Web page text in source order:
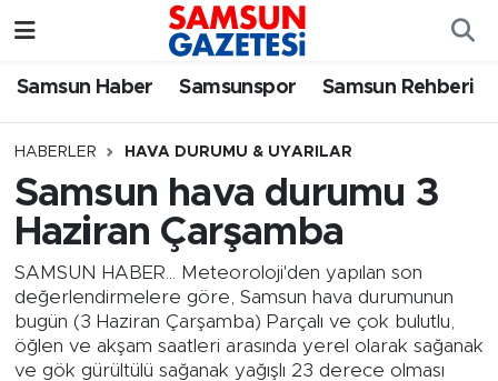
Samsun Haber Samsunspor Samsun Rehberi
HABERLER HAVA DURUMU & UYARILAR
Samsun hava durumu 3
Haziran Çarşamba
SAMSUN HABER... Meteoroloji'den yapılan son
değerlendirmelere göre, Samsun hava durumunun
bugün (3 Haziran Çarşamba) Parçalı ve çok bulutlu,
öğlen ve akşam saatleri arasında yerel olarak sağanak
ve gök gürültülü sağanak yağışlı 23 derece olması
Samsun Haber
Samsun Rehberi
Resmi İlanlar
Samsun Nöbetçi Eczaneler
SAMSUN Namaz Vakitleri
Samsun Trafik Yoğunluk Haritası
Süper Lig Puan Durumu ve Fikstür
Tüm Manşetler